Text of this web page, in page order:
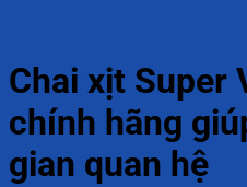
Chai xịt Super
chính hãng
gian quan hệ